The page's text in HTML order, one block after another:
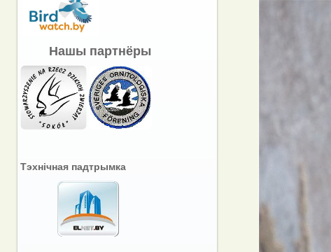
Нашы партнёры
Тэхнічная падтрымка